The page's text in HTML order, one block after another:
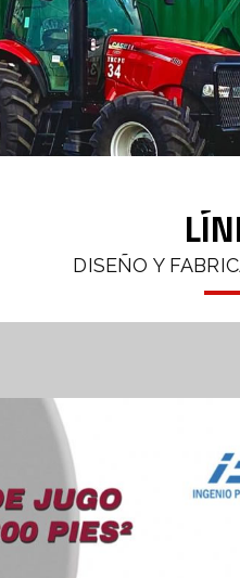
DISEÑO Y